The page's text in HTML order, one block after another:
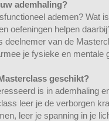
ademhaling?
ademen? Wat
oefeningen helpen
deelnemer van de
je fysieke en mentale
geschikt?
is in ademhaling
leer je de verborgen
leer je spanning in je